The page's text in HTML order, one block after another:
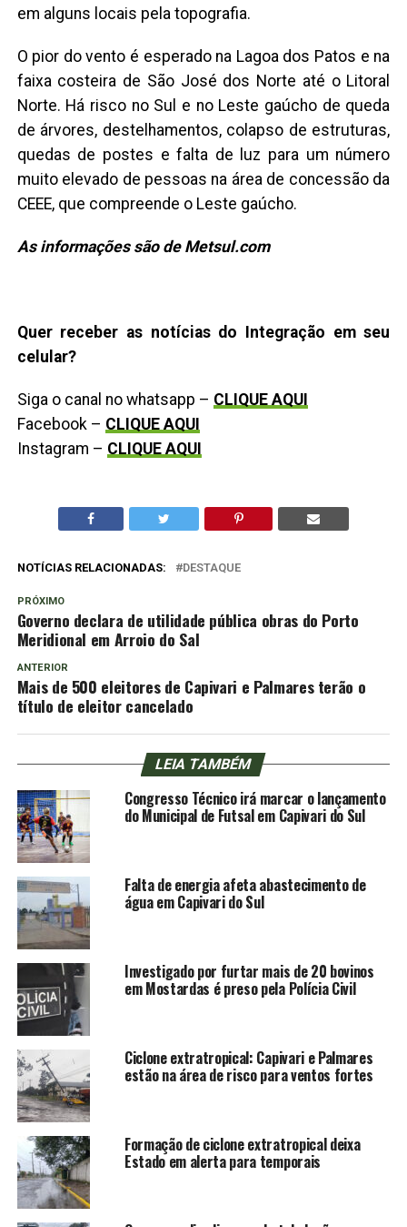
em alguns locais pela topografia.
O pior do vento é esperado na Lagoa dos Patos e na
faixa costeira de São José dos Norte até o Litoral
Norte. Há risco no Sul e no Leste gaúcho de queda
de árvores, destelhamentos, colapso de estruturas,
quedas de postes e falta de luz para um número
muito elevado de pessoas na área de concessão da
CEEE, que compreende o Leste gaúcho.
As informações são de Metsul.com
Quer receber as notícias do Integração em seu
celular?
Siga o canal no whatsapp – CLIQUE AQUI
Facebook – CLIQUE AQUI
Instagram – CLIQUE AQUI
NOTÍCIAS RELACIONADAS: DESTAQUE
PRÓXIMO
Governo declara de utilidade pública obras do Porto
Meridional em Arroio do Sal
ANTERIOR
Mais de 500 eleitores de Capivari e Palmares terão o
título de eleitor cancelado
LEIA TAMBÉM
Congresso Técnico irá marcar o lançamento
do Municipal de Futsal em Capivari do Sul
Falta de energia afeta abastecimento de
água em Capivari do Sul
Investigado por furtar mais de 20 bovinos
em Mostardas é preso pela Polícia Civil
Ciclone extratropical: Capivari e Palmares
estão na área de risco para ventos fortes
Formação de ciclone extratropical deixa
Estado em alerta para temporais